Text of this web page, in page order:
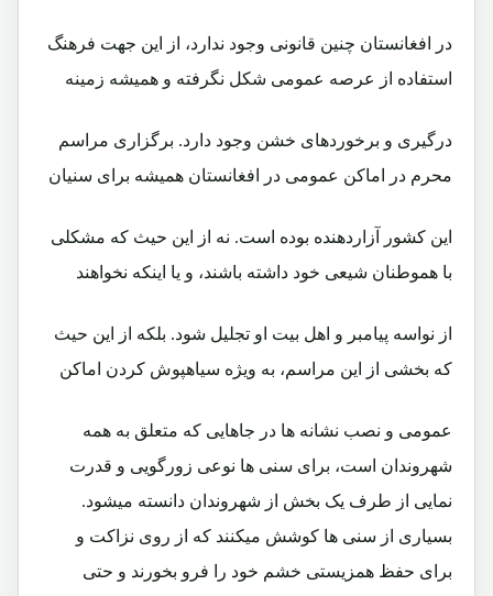
در افغانستان چنین قانونی وجود ندارد، از این جهت فرهنگ
استفاده از عرصه عمومی شکل نگرفته و همیشه زمینه
درگیری و برخوردهای خشن وجود دارد. برگزاری مراسم
محرم در اماکن عمومی در افغانستان همیشه برای سنیان
این کشور آزاردهنده بوده است. نه از این حیث که مشکلی
با هموطنان شیعی خود داشته باشند، و یا اینکه نخواهند
از نواسه پیامبر و اهل بیت او تجلیل شود. بلکه از این حیث
که بخشی از این مراسم، به ویژه سیاهپوش کردن اماکن
عمومی و نصب نشانه ها در جاهایی که متعلق به همه
شهروندان است، برای سنی ها نوعی زورگویی و قدرت
نمایی از طرف یک بخش از شهروندان دانسته میشود.
بسیاری از سنی ها کوشش میکنند که از روی نزاکت و
برای حفظ همزیستی خشم خود را فرو بخورند و حتی